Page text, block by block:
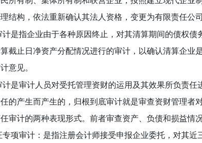
结构，依法重新确认其法人资格，变更为有限责任公
计是指企业由于各种原因终止，对其清算期间的债权债
截止日净资产分配情况进行的审计，以确认清算企业
意见。
计是审计人员对受托管理资财的运用及其效果所负责
的产生而产生的，归根到底审计就是审查资财管理者
审计的两种表现形式。前者审查资产、负债和损益情
项审计：是指注册会计师接受申报企业委托，对其